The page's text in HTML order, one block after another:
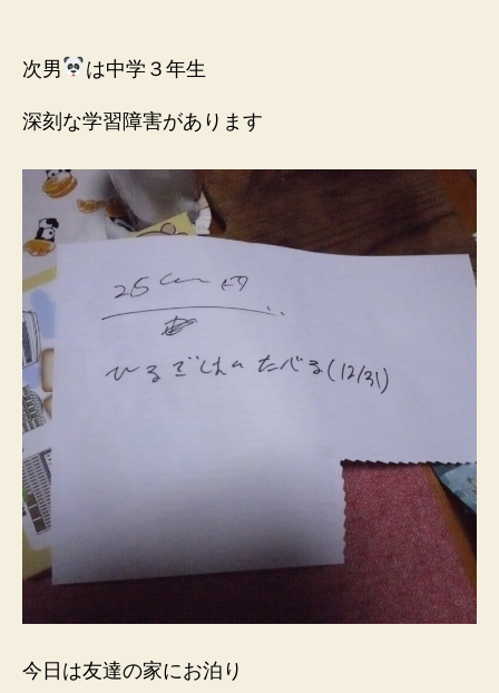
次男 は中学３年生
深刻な学習障害があります
今日は友達の家にお泊り